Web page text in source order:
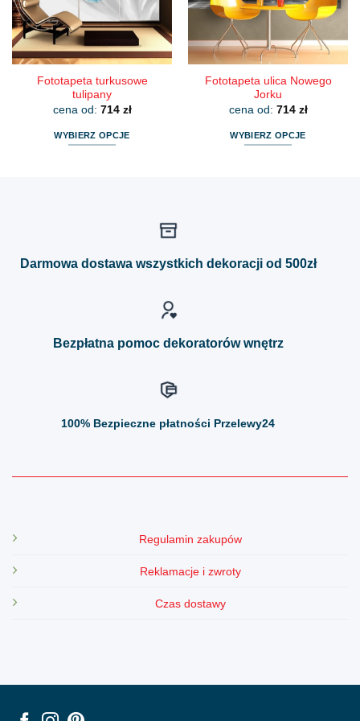
na
stronie
produktu
na
stronie
produktu
Fototapeta turkusowe
tulipany
cena od: 714 zł
WYBIERZ OPCJE
wybrać
Fototapeta ulica Nowego
Jorku
cena od: 714 zł
WYBIERZ OPCJE
wybrać
Darmowa dostawa wszystkich dekoracji od 500zł
Bezpłatna pomoc dekoratorów wnętrz
100% Bezpieczne płatności Przelewy24
Regulamin zakupów
Reklamacje i zwroty
Czas dostawy